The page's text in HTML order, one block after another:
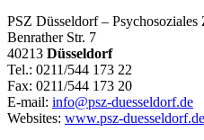
PSZ Düsseldorf –
Benrather Str. 7
40213 Düsseldorf
Tel.: 0211/544 173 22
Fax: 0211/544 173 20
E-mail: info@psz-duesseldorf.de
Websites: www.psz-duesseldorf.de